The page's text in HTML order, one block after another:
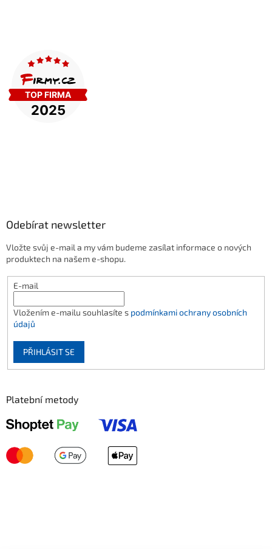
Odebírat newsletter
Vložte svůj e-mail a my vám budeme zasílat informace o nových
produktech na našem e-shopu.
E-mail
Vložením e-mailu souhlasíte s podmínkami ochrany osobních
údajů
PŘIHLÁSIT SE
Platební metody